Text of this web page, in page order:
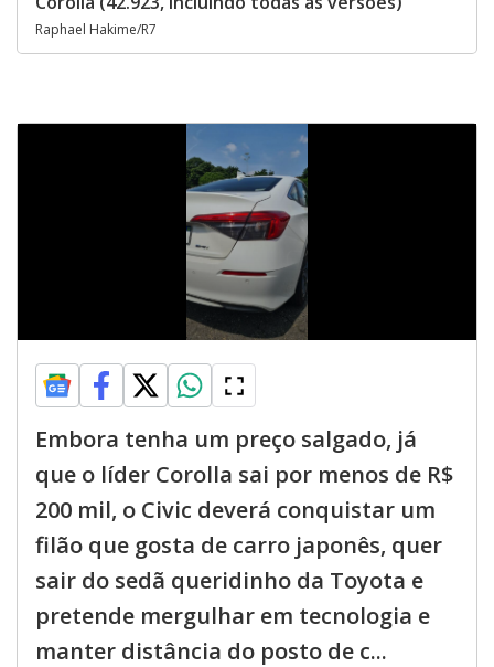
Raphael Hakime/R7
Embora tenha um preço salgado, já
que o líder Corolla sai por menos de R$
200 mil, o Civic deverá conquistar um
filão que gosta de carro japonês, quer
sair do sedã queridinho da Toyota e
pretende mergulhar em tecnologia e
manter distância do posto de c...